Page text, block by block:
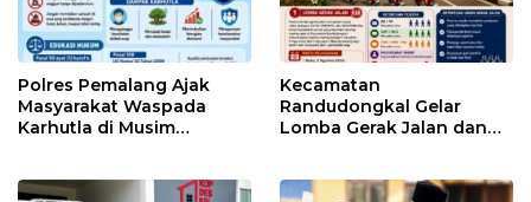
Polres Pemalang Ajak
Masyarakat Waspada
Karhutla di Musim
Kecamatan
Randudongkal Gelar
Lomba Gerak Jalan dan